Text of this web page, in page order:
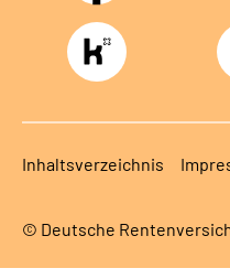
https://www.kununu.com/
rentenversicherung-
nordbayern6
Inhaltsverzeichnis
© Deutsche